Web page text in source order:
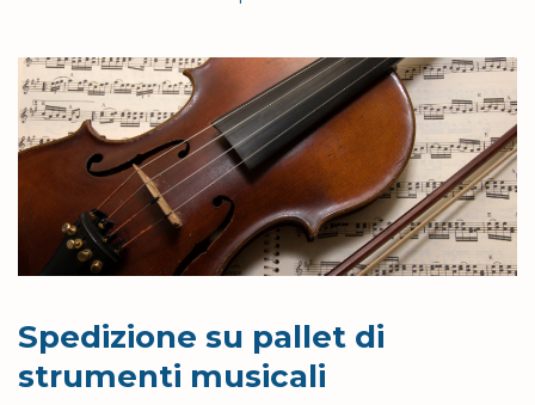
Spedizione su pallet di
strumenti musicali